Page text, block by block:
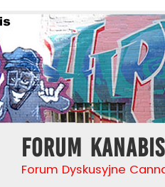
Forum Kanabis
Forum Dyskusyjne